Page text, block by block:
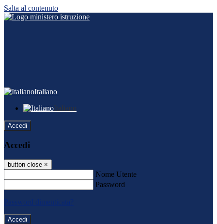
Salta al contenuto
Italiano
Italiano
Accedi
Accedi
button close ×
Nome Utente
Password
Password dimenticata?